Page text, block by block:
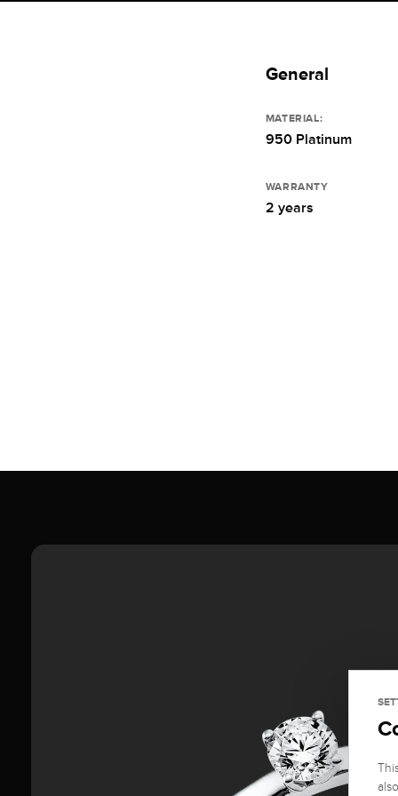
General
MATERIAL:
950 Platinum
WARRANTY
2 years